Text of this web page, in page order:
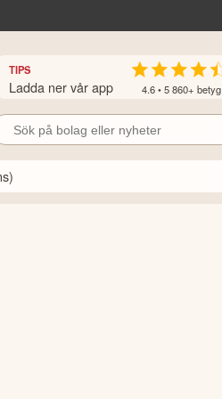
TIPS
Ladda ner vår app 4.6 • 5 860+ betyg